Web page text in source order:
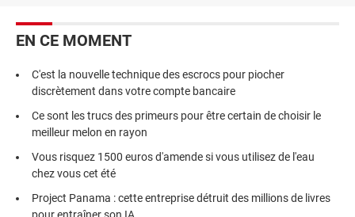
EN CE MOMENT
C'est la nouvelle technique des escrocs pour piocher
discrètement dans votre compte bancaire
Ce sont les trucs des primeurs pour être certain de choisir le
meilleur melon en rayon
Vous risquez 1500 euros d'amende si vous utilisez de l'eau
chez vous cet été
Project Panama : cette entreprise détruit des millions de livres
pour entraîner son IA